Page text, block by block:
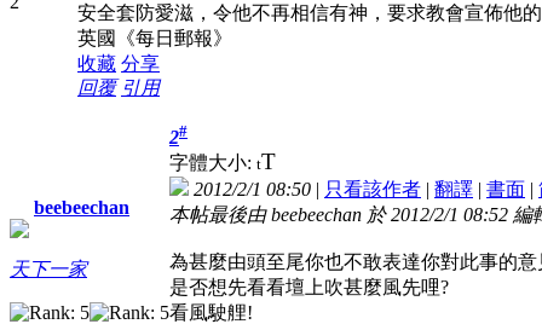
安全套防愛滋，令他不再相信有神，要求教會宣佈他
英國《每日郵報》
收藏 分享
回覆 引用
beebeechan
天下一家
2#
字體大小: tT
2012/2/1 08:50 | 只看該作者 | 翻譯 | 書面 |
本帖最後由 beebeechan 於 2012/2/1 08:52 編
為甚麼由頭至尾你也不敢表達你對此事的意
是否想先看看壇上吹甚麼風先哩?
看風駛艃!